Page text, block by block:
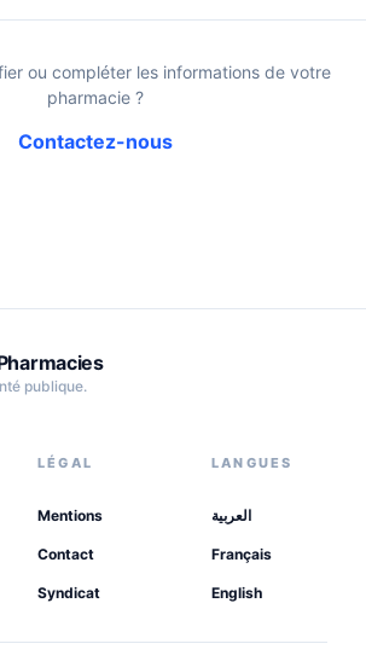
ou compléter les informations de votre
pharmacie ?
Contactez-nous
publique.
LÉGAL
Mentions
Contact
Syndicat
LANGUES
العربية
Français
English